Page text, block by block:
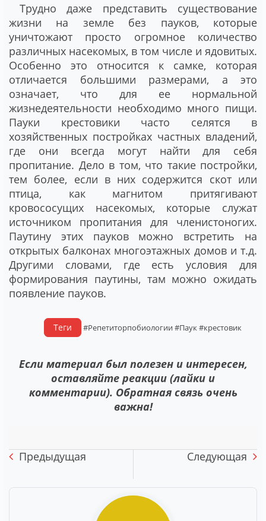
Трудно даже представить существование
жизни на земле без пауков, которые
уничтожают просто огромное количество
различных насекомых, в том числе и ядовитых.
Особенно это относится к самке, которая
отличается большими размерами, а это
означает, что для ее нормальной
жизнедеятельности необходимо много пищи.
Пауки крестовики часто селятся в
хозяйственных постройках частных владений,
где они всегда могут найти для себя
пропитание. Дело в том, что такие постройки,
тем более, если в них содержится скот или
птица, как магнитом притягивают
кровососущих насекомых, которые служат
источником пропитания для членистоногих.
Паутину этих пауков можно встретить на
открытых балконах многоэтажных домов и т.д.
Другими словами, где есть условия для
формирования паутины, там можно ожидать
появление пауков.
Теги #Репетиторпобиологии#Паук#крестовик
Если материал был полезен и интересен,
оставляйте реакции (лайки и
комментарии). Обратная связь очень
важна!
Предыдущая Следующая